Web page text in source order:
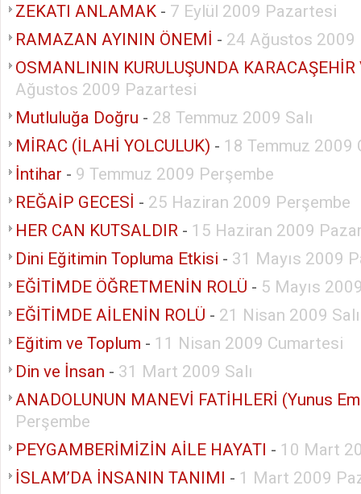
ZEKATI ANLAMAK - 7 Eylül 2009 Pazartesi
RAMAZAN AYININ ÖNEMİ - 24 Ağustos 2009
OSMANLININ KURULUŞUNDA KARACAŞEHİR
Ağustos 2009 Pazartesi
Mutluluğa Doğru - 28 Temmuz 2009 Salı
MİRAC (İLAHİ YOLCULUK) - 18 Temmuz 2009
İntihar - 9 Temmuz 2009 Perşembe
REĞAİP GECESİ - 25 Haziran 2009 Perşembe
HER CAN KUTSALDIR - 15 Haziran 2009
Dini Eğitimin Topluma Etkisi - 31 Mayıs 2009
EĞİTİMDE ÖĞRETMENİN ROLÜ - 5 Mayıs
EĞİTİMDE AİLENİN ROLÜ - 21 Nisan 2009 Salı
Eğitim ve Toplum - 11 Nisan 2009 Cumartesi
Din ve İnsan - 31 Mart 2009 Salı
ANADOLUNUN MANEVİ FATİHLERİ (Yunus
Perşembe
PEYGAMBERİMİZİN AİLE HAYATI - 10 Mart
İSLAM’DA İNSANIN TANIMI - 1 Mart 2009